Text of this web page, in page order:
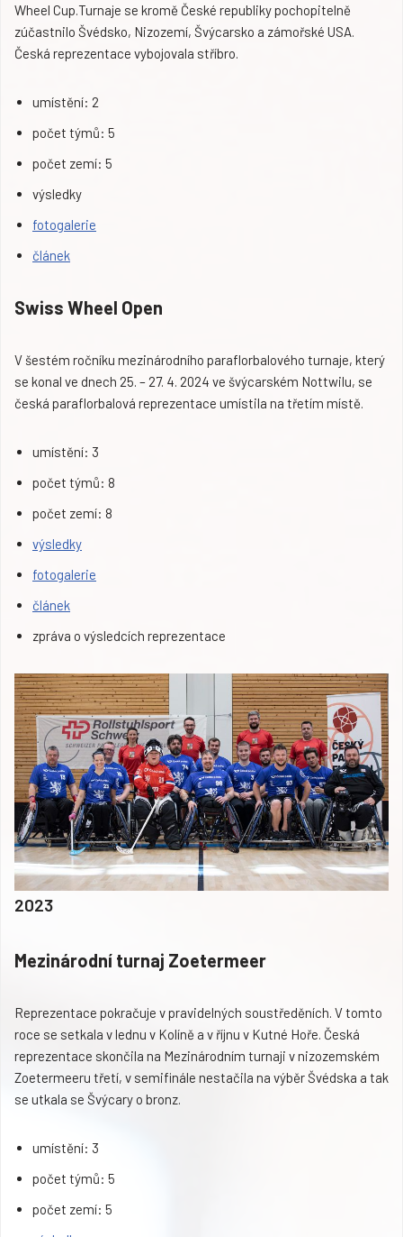
Wheel Cup.Turnaje se kromě České republiky pochopitelně
zúčastnilo Švédsko, Nizozemí, Švýcarsko a zámořské USA.
Česká reprezentace vybojovala stříbro.
umístění: 2
počet týmů: 5
počet zemí: 5
výsledky
fotogalerie
článek
Swiss Wheel Open
V šestém ročníku mezinárodního paraflorbalového turnaje, který
se konal ve dnech 25. – 27. 4. 2024 ve švýcarském Nottwilu, se
česká paraflorbalová reprezentace umístila na třetím místě.
umístění: 3
počet týmů: 8
počet zemí: 8
výsledky
fotogalerie
článek
zpráva o výsledcích reprezentace
2023
Mezinárodní turnaj Zoetermeer
Reprezentace pokračuje v pravidelných soustředěních. V tomto
roce se setkala v lednu v Kolíně a v říjnu v Kutné Hoře. Česká
reprezentace skončila na Mezinárodním turnaji v nizozemském
Zoetermeeru třetí, v semifinále nestačila na výběr Švédska a tak
se utkala se Švýcary o bronz.
umístění: 3
počet týmů: 5
počet zemí: 5